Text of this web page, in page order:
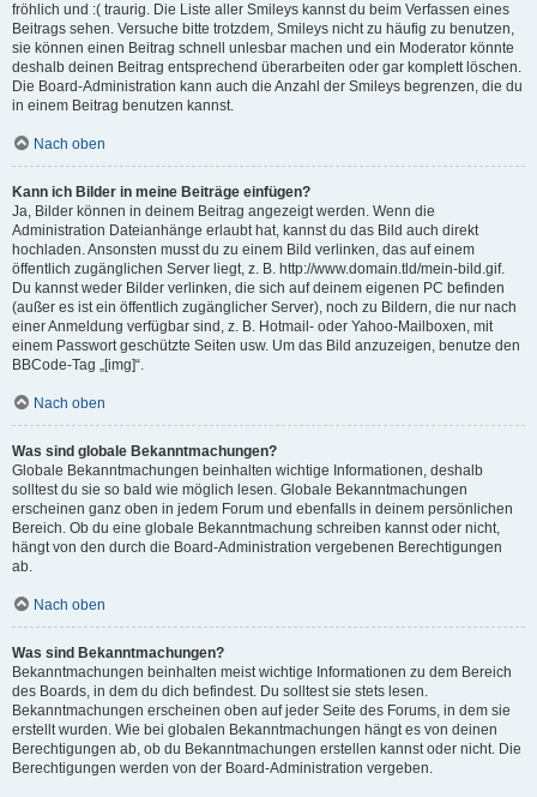
fröhlich und :( traurig. Die Liste aller Smileys kannst du beim Verfassen eines
Beitrags sehen. Versuche bitte trotzdem, Smileys nicht zu häufig zu benutzen,
sie können einen Beitrag schnell unlesbar machen und ein Moderator könnte
deshalb deinen Beitrag entsprechend überarbeiten oder gar komplett löschen.
Die Board-Administration kann auch die Anzahl der Smileys begrenzen, die du
in einem Beitrag benutzen kannst.
Nach oben
Kann ich Bilder in meine Beiträge einfügen?
Ja, Bilder können in deinem Beitrag angezeigt werden. Wenn die
Administration Dateianhänge erlaubt hat, kannst du das Bild auch direkt
hochladen. Ansonsten musst du zu einem Bild verlinken, das auf einem
öffentlich zugänglichen Server liegt, z. B. http://www.domain.tld/mein-bild.gif.
Du kannst weder Bilder verlinken, die sich auf deinem eigenen PC befinden
(außer es ist ein öffentlich zugänglicher Server), noch zu Bildern, die nur nach
einer Anmeldung verfügbar sind, z. B. Hotmail- oder Yahoo-Mailboxen, mit
einem Passwort geschützte Seiten usw. Um das Bild anzuzeigen, benutze den
BBCode-Tag „[img]“.
Nach oben
Was sind globale Bekanntmachungen?
Globale Bekanntmachungen beinhalten wichtige Informationen, deshalb
solltest du sie so bald wie möglich lesen. Globale Bekanntmachungen
erscheinen ganz oben in jedem Forum und ebenfalls in deinem persönlichen
Bereich. Ob du eine globale Bekanntmachung schreiben kannst oder nicht,
hängt von den durch die Board-Administration vergebenen Berechtigungen
ab.
Nach oben
Was sind Bekanntmachungen?
Bekanntmachungen beinhalten meist wichtige Informationen zu dem Bereich
des Boards, in dem du dich befindest. Du solltest sie stets lesen.
Bekanntmachungen erscheinen oben auf jeder Seite des Forums, in dem sie
erstellt wurden. Wie bei globalen Bekanntmachungen hängt es von deinen
Berechtigungen ab, ob du Bekanntmachungen erstellen kannst oder nicht. Die
Berechtigungen werden von der Board-Administration vergeben.